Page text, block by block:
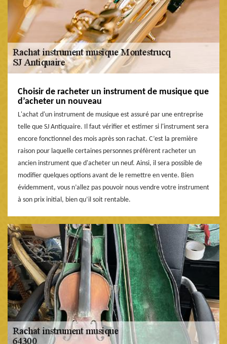
Choisir de racheter un instrument de musique que
d’acheter un nouveau
L'achat d'un instrument de musique est assuré par une entreprise
telle que SJ Antiquaire. Il faut vérifier et estimer si l'instrument sera
encore fonctionnel des mois après son rachat. C’est la première
raison pour laquelle certaines personnes préfèrent racheter un
ancien instrument que d'acheter un neuf. Ainsi, il sera possible de
modifier quelques options avant de le remettre en vente. Bien
évidemment, vous n’allez pas pouvoir nous vendre votre instrument
à son prix initial, bien qu’il soit rentable.